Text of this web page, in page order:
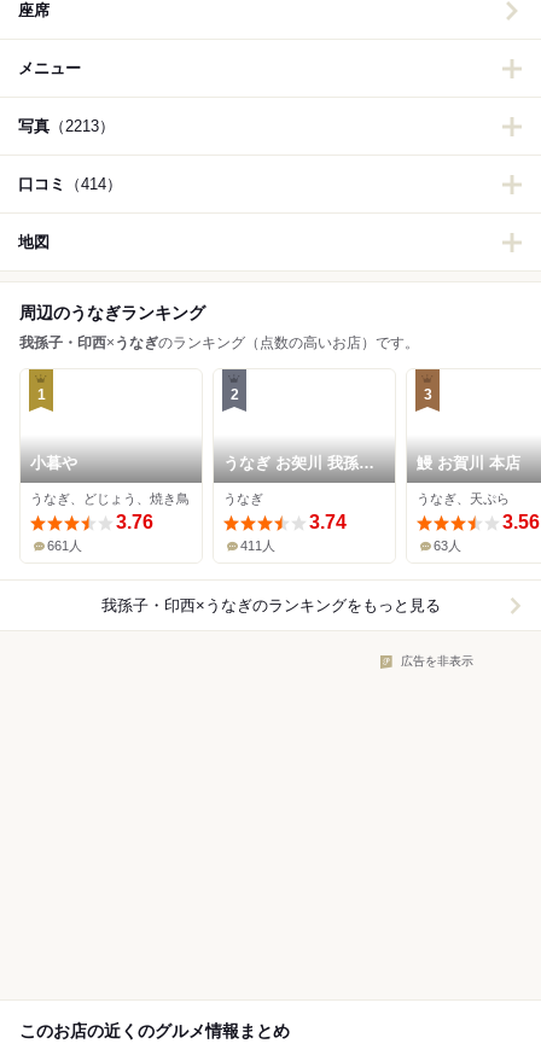
座席
メニュー
写真 （2213）
口コミ （414）
地図
周辺のうなぎランキング
我孫子・印西× うなぎのランキング（点数の高いお店）です。
1
小暮や
うなぎ、どじょう、焼き鳥
3.76
661人
2
うなぎ お㚙川 我孫子
店
うなぎ
3.74
411人
3
鰻 お賀川 本店
うなぎ、天ぷら
3.56
63人
我孫子・印西×うなぎのランキングをもっと見る
広告を非表示
このお店の近くのグルメ情報まとめ